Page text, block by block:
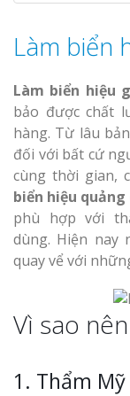
Làm biển
Làm biển hiệu
bảo được chất
hàng. Từ lâu
đối với bất cứ
cùng thời gian,
biển hiệu quảng
phù hợp với
dùng. Hiện nay
quay vể với
Vì sao
1. Thẩm Mỹ